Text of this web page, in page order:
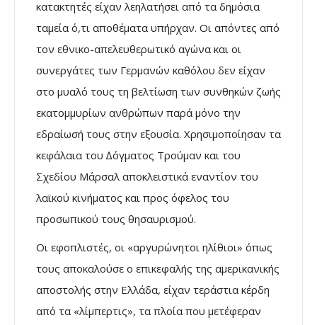
κατακτητές είχαν λεηλατήσει από τα δηµόσια
ταµεία ό,τι αποθέµατα υπήρχαν. Οι απόντες από
τον εθνικο-απελευθερωτικό αγώνα και οι
συνεργάτες των Γερµανών καθόλου δεν είχαν
στο µυαλό τους τη βελτίωση των συνθηκών ζωής
εκατοµµυρίων ανθρώπων παρά µόνο την
εδραίωσή τους στην εξουσία. Χρησιµοποίησαν τα
κεφάλαια του ∆όγµατος Τρούµαν και του
Σχεδίου Μάρσαλ αποκλειστικά εναντίον του
λαϊκού κινήµατος και προς όφελος του
προσωπικού τους θησαυρισµού.
Οι εφοπλιστές, οι «αργυρώνητοι ηλίθιοι» όπως
τους αποκαλούσε ο επικεφαλής της αµερικανικής
αποστολής στην Ελλάδα, είχαν τεράστια κέρδη
από τα «λίµπερτις», τα πλοία που µετέφεραν